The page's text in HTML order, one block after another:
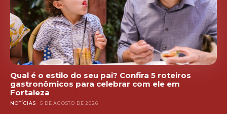
Qual é o estilo do seu pai? Confira 5 roteiros
gastronômicos para celebrar com ele em
Fortaleza
NOTÍCIAS 5 DE AGOSTO DE 2026